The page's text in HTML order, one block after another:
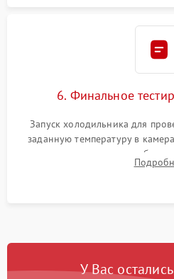
6. Финальное
Запуск холодильника для
заданную температуру в
компрессора, отсутствия
срабатывания системы
У Вас